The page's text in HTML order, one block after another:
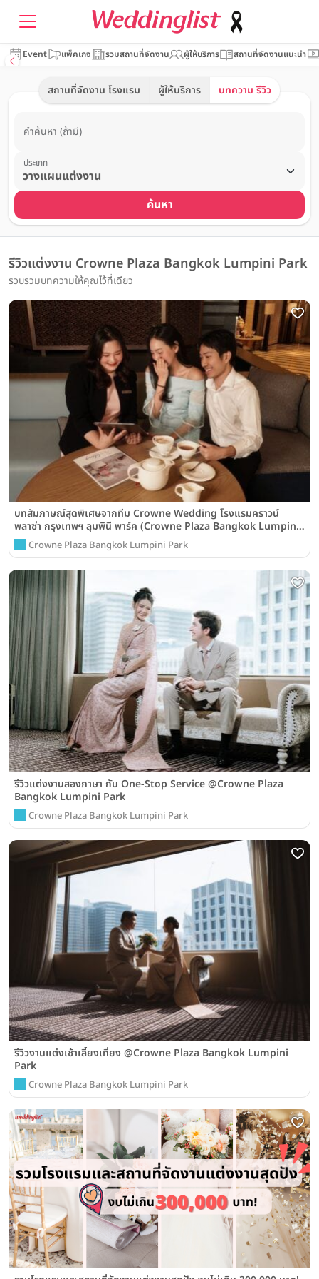
Event แพ็คเกจ รวมสถานที่จัดงาน ผู้ให้บริการ สถานที่จัดงานแนะนำ
สถานที่จัดงาน โรงแรม ผู้ให้บริการ บทความ รีวิว
คำค้นหา (ถ้ามี)
ประเภท
ค้นหา
รีวิวแต่งงาน Crowne Plaza Bangkok Lumpini Park
รวบรวมบทความให้คุณไว้ที่เดียว
บทสัมภาษณ์สุดพิเศษจากทีม Crowne Wedding โรงแรมคราวน์
พลาซ่า กรุงเทพฯ ลุมพินี พาร์ค (Crowne Plaza Bangkok Lumpini
Park)Crowne Plaza Bangkok Lumpini Park
รีวิวแต่งงานสองภาษา กับ One-Stop Service @Crowne Plaza
Bangkok Lumpini Park
Crowne Plaza Bangkok Lumpini Park
รีวิวงานแต่งเช้าเลี้ยงเที่ยง @Crowne Plaza Bangkok Lumpini
Park
Crowne Plaza Bangkok Lumpini Park